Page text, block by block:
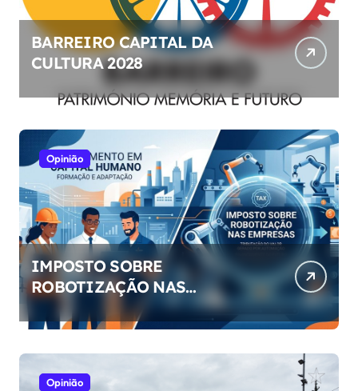
BARREIRO CAPITAL DA
CULTURA 2028
Opinião
IMPOSTO SOBRE
ROBOTIZAÇÃO NAS
EMPRESAS
Opinião